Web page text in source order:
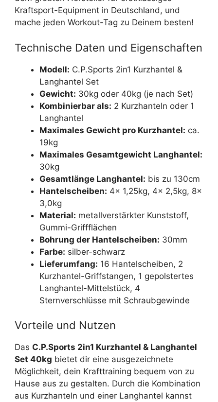
Kraftsport-Equipment in Deutschland, und
mache jeden Workout-Tag zu Deinem besten!
Technische Daten und Eigenschaften
Modell: C.P.Sports 2in1 Kurzhantel &
Langhantel Set
Gewicht: 30kg oder 40kg (je nach Set)
Kombinierbar als: 2 Kurzhanteln oder 1
Langhantel
Maximales Gewicht pro Kurzhantel: ca.
19kg
Maximales Gesamtgewicht Langhantel:
30kg
Gesamtlänge Langhantel: bis zu 130cm
Hantelscheiben: 4x 1,25kg, 4x 2,5kg, 8x
3,0kg
Material: metallverstärkter Kunststoff,
Gummi-Griffflächen
Bohrung der Hantelscheiben: 30mm
Farbe: silber-schwarz
Lieferumfang: 16 Hantelscheiben, 2
Kurzhantel-Griffstangen, 1 gepolstertes
Langhantel-Mittelstück, 4
Sternverschlüsse mit Schraubgewinde
Vorteile und Nutzen
Das C.P.Sports 2in1 Kurzhantel & Langhantel
Set 40kg bietet dir eine ausgezeichnete
Möglichkeit, dein Krafttraining bequem von zu
Hause aus zu gestalten. Durch die Kombination
aus Kurzhanteln und einer Langhantel kannst